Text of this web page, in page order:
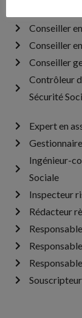
Conseiller
Conseiller
Conseiller
Contrôleur
Sécurité
Expert en
Ingénieur-
Sociale
Inspecteur
Rédacteur